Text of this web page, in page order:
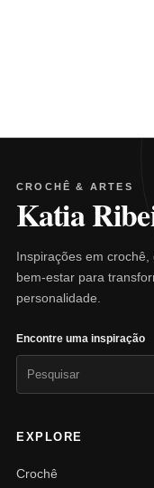
CROCHÊ & ARTES
Katia
Inspirações em
bem-estar para
personalidade.
Encontre uma inspiração
EXPLORE
Crochê